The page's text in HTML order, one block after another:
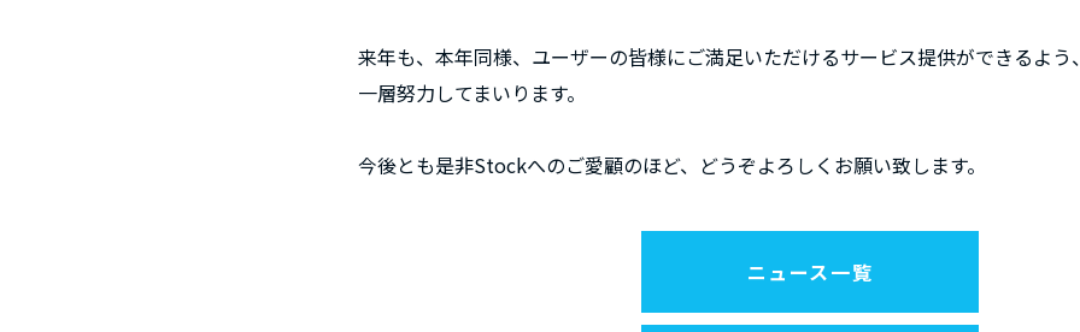
来年も、本年同様、ユーザーの皆様にご満足いただけるサービス提供ができるよ
一層努力してまいります。
今後とも是非Stockへのご愛顧のほど、どうぞよろしくお願い致します。
ニュース一覧